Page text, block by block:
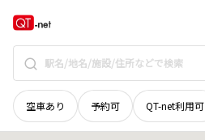
空車あり 予約可 QT-net利用可
長野県